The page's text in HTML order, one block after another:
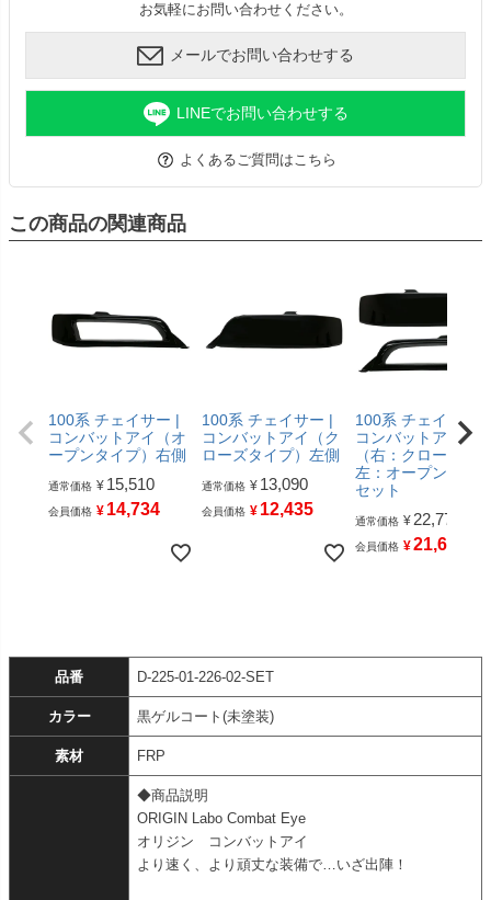
お気軽にお問い合わせください。
メールでお問い合わせする
LINEでお問い合わせする
よくあるご質問はこちら
この商品の関連商品
100系 チェイサー |
コンバットアイ（オ
ープンタイプ）右側
通常価格 ¥ 15,510
会員価格 ¥ 14,734
100系 チェイサー |
コンバットアイ（ク
ローズタイプ）左側
通常価格 ¥ 13,090
会員価格 ¥ 12,435
100系 チェイサー |
コンバットアイ
（右：クローズ
左：オープン）左
セット
通常価格 ¥ 22,770
会員価格 ¥21,631
品番 D-225-01-226-02-SET
カラー 黒ゲルコート(未塗装)
素材 FRP
◆商品説明
ORIGIN Labo Combat Eye
オリジン コンバットアイ
より速く、より頑丈な装備で…いざ出陣！